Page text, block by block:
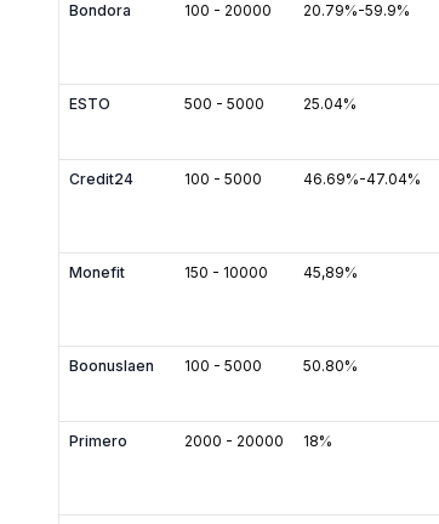
Bondora 100 - 20000 20.79%-59.9%
ESTO 500 - 5000 25.04%
Credit24 100 - 5000 46.69%-47.04%
Monefit 150 - 10000 45,89%
Boonuslaen 100 - 5000 50.80%
Primero 2000 - 20000 18%